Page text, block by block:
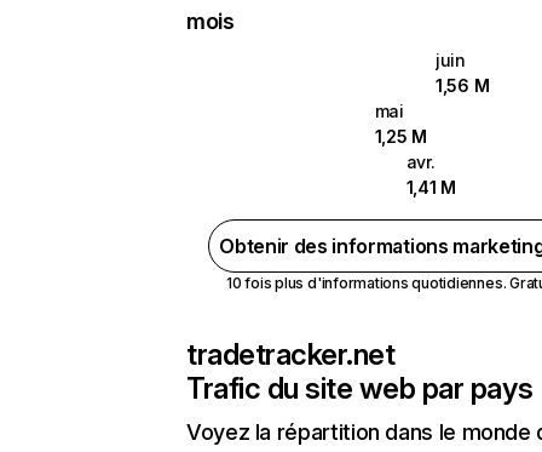
mois
juin
1,56 M
mai
1,25 M
avr.
1,41 M
Obtenir des informations
10 fois plus d'informations quotidiennes.
tradetracker.net
Trafic du site web par pays
Voyez la répartition dans le monde